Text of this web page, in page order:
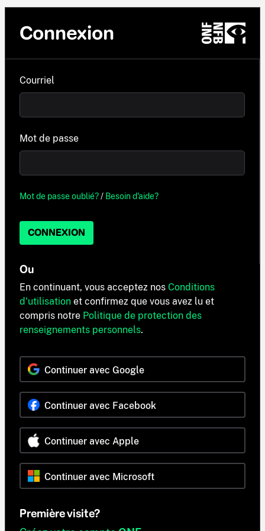
Connexion
Courriel
Mot de passe
Mot de passe oublié?/ Besoin d'aide?
CONNEXION
Ou
En continuant, vous acceptez nos Conditions
d'utilisation et confirmez que vous avez lu et
compris notre Politique de protection des
renseignements personnels.
Continuer avec Google
Continuer avec Facebook
Continuer avec Apple
Continuer avec Microsoft
Première visite?